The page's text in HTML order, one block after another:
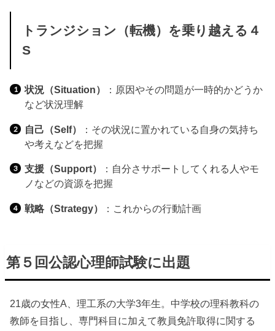
トランジション（転機）を乗り越える４
S
状況（Situation）
：原因やその問題が一時的かどうか
など状況理解
自己（Self）
：その状況に置かれている自身の気持ち
や考えなどを把握
支援（Support）
：自分さサポートしてくれる人やモ
ノなどの資源を把握
戦略（Strategy） ：これからの行動計画
第５回公認心理師試験に出題
21歳の女性A、理工系の大学3年生。中学校の理科教科の
教師を目指し、専門科目に加えて教員免許取得に関する